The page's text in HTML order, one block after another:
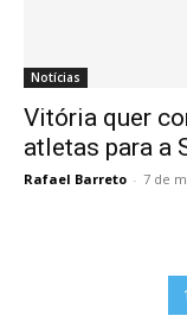
Notícias
Vitória quer
atletas para a
Rafael Barreto - 7 de
1